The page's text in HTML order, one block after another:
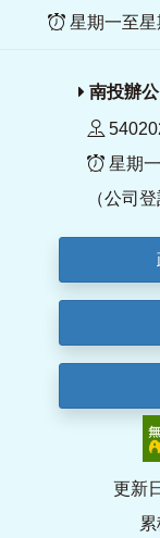
星期一至星
南投辦
星期
（公司
更新